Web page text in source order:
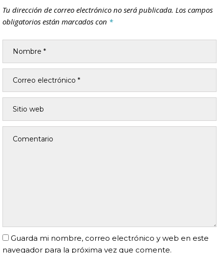
Tu dirección de correo electrónico no será publicada. Los campos
obligatorios están marcados con *
Guarda mi nombre, correo electrónico y web en este
navegador para la próxima vez que comente.